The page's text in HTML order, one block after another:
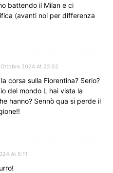
battendo il Milan e ci
(avanti noi per differenza
2024 At 22:52
corsa sulla Fiorentina? Serio?
del mondo L hai vista la
hanno? Sennò qua si perde il
At 5:11